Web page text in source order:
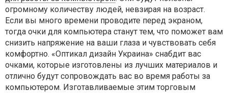
огромному количеству людей, невзирая на возраст.
Если вы много времени проводите перед экраном,
тогда очки для компьютера станут тем, что поможет вам
снизить напряжение на ваши глаза и чувствовать себя
комфортно. «Оптикал дизайн Украина» снабдит вас
очками, которые изготовлены из лучших материалов и
отлично будут сопровождать вас во время работы за
компьютером. Изготавливаемые этим торговым